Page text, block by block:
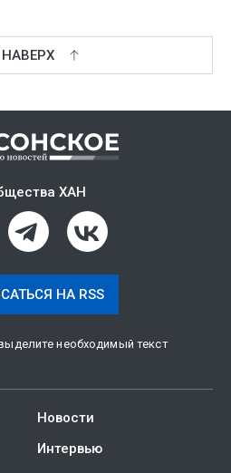
НАВЕРХ
ХАН
НА RSS
необходимый текст
Новости
Интервью